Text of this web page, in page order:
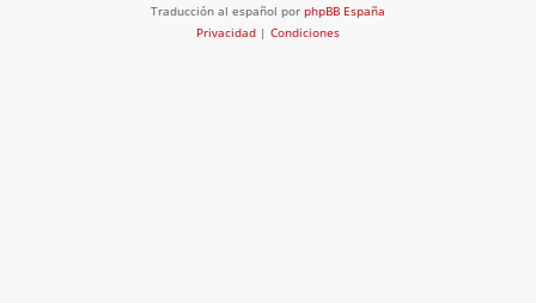
Traducción al español por phpBB España
Privacidad | Condiciones